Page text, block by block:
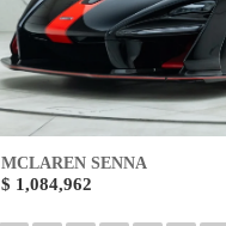
MCLAREN SENNA
$ 1,084,962